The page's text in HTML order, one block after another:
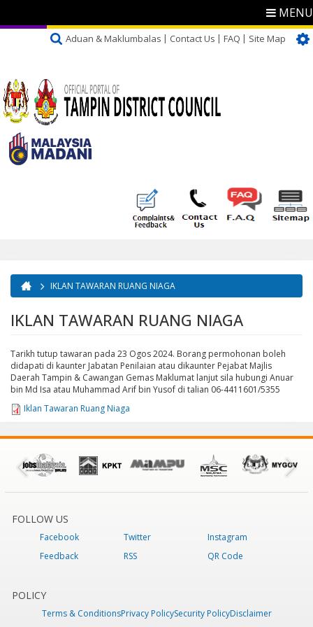
MENU
Aduan & Maklumbalas Contact Us FAQ Site Map
You are here
IKLAN TAWARAN RUANG NIAGA
IKLAN TAWARAN RUANG NIAGA
Tarikh tutup tawaran pada 23 Ogos 2024. Borang permohonan boleh
didapati di kaunter Jabatan Penilaian atau dikaunter Pejabat Majlis
Daerah Tampin & Cawangan Gemas Maklumat lanjut sila hubungi Anuar
bin Md Isa atau Muhammad Arif bin Yusof di talian 06-4411601/5355
Iklan Tawaran Ruang Niaga
FOLLOW US
Facebook Twitter
Instagram
Feedback
RSS QR Code
POLICY
Terms & ConditionsPrivacy PolicySecurity PolicyDisclaimer